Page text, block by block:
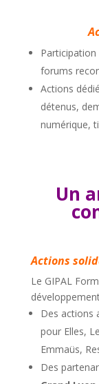
Participation
forums
Actions
détenus,
numérique,
Un
Actions
Le GIPAL
Des actions
pour Elles,
Emmaüs,
Des